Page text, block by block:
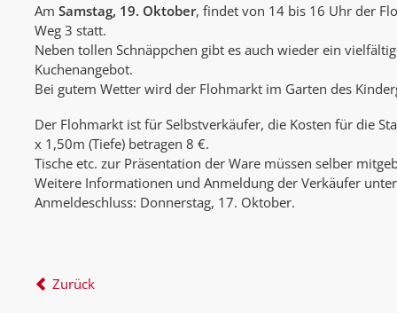
AmSamstag, 19. Oktober, findet von 14 bis 16 Uhr der
Weg 3 statt.
Neben tollen Schnäppchen gibt es auch wieder ein
Kuchenangebot.
Bei gutem Wetter wird der Flohmarkt im Garten des
Der Flohmarkt ist für Selbstverkäufer, die Kosten für die
x 1,50m (Tiefe) betragen 8 €.
Tische etc. zur Präsentation der Ware müssen selber
Weitere Informationen und Anmeldung der Verkäufer
Anmeldeschluss: Donnerstag, 17. Oktober.
Zurück